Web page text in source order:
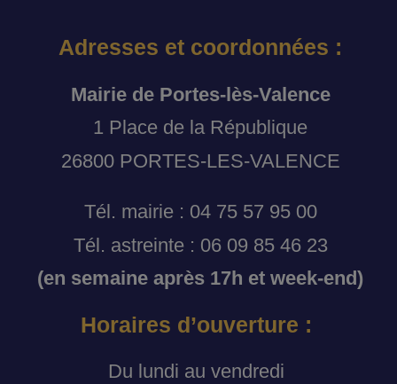
Adresses et coordonnées :
Mairie de Portes-lès-Valence
1 Place de la République
26800 PORTES-LES-VALENCE
Tél. mairie : 04 75 57 95 00
Tél. astreinte : 06 09 85 46 23
(en semaine après 17h et week-end)
Horaires d’ouverture :
Du lundi au vendredi